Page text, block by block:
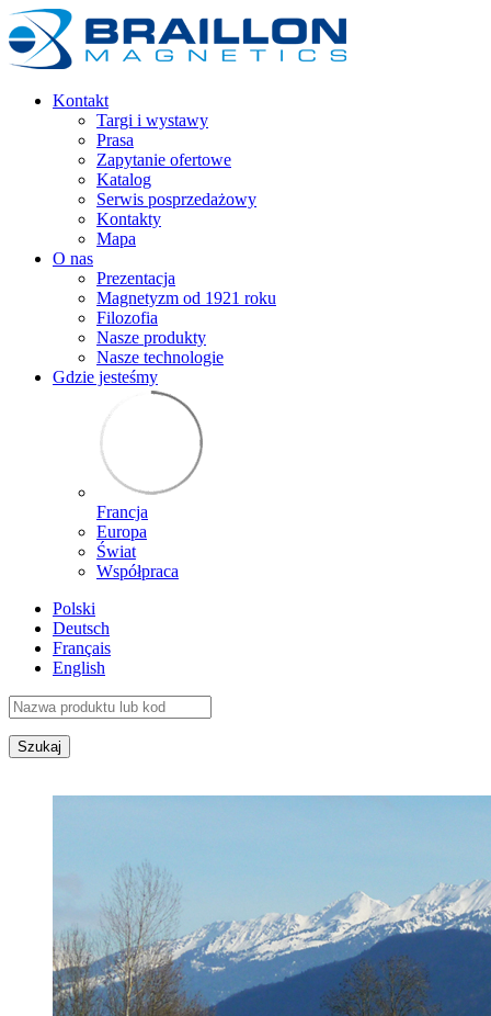
Kontakt
Targi i wystawy
Prasa
Zapytanie ofertowe
Katalog
Serwis posprzedażowy
Kontakty
Mapa
O nas
Prezentacja
Magnetyzm od 1921 roku
Filozofia
Nasze produkty
Nasze technologie
Gdzie jesteśmy
Francja
Europa
Świat
Współpraca
Polski
Deutsch
Français
English